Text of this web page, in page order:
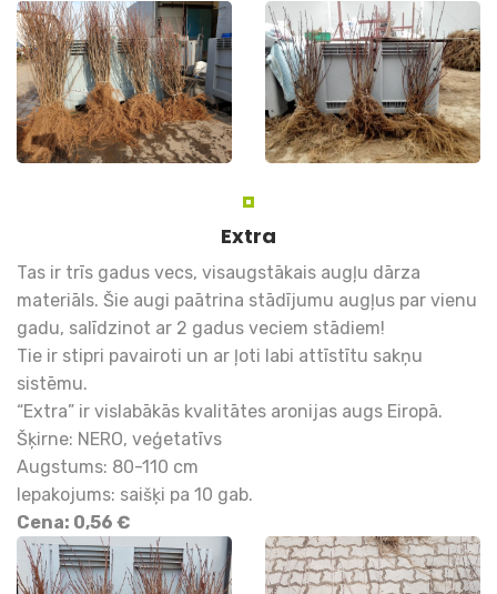
Extra
Tas ir trīs gadus vecs, visaugstākais augļu dārza
materiāls. Šie augi paātrina stādījumu augļus par vienu
gadu, salīdzinot ar 2 gadus veciem stādiem!
Tie ir stipri pavairoti un ar ļoti labi attīstītu sakņu
sistēmu.
“Extra” ir vislabākās kvalitātes aronijas augs Eiropā.
Šķirne: NERO, veģetatīvs
Augstums: 80-110 cm
Iepakojums: saišķi pa 10 gab.
Cena: 0,56 €